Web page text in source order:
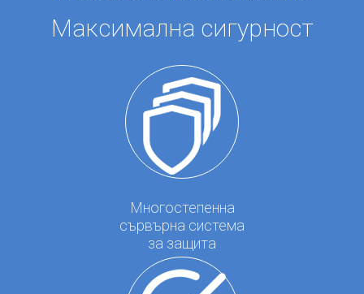
Максимална сигурност
Многостепенна
сървърна система
за защита